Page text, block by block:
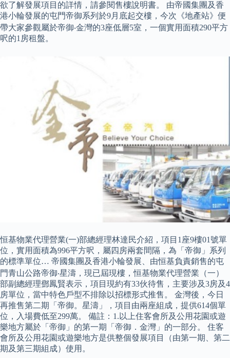
欲了解發展項目的詳情，請參閱售樓說明書。 由帝國集團及香
港小輪發展的屯門帝御系列於9月底起交樓，今次《地產站》便
帶大家參觀屬於帝御‧金灣的3座低層5室，一個實用面積290平方
呎的1房租盤。
恒基物業代理營業(一)部總經理林達民介紹，項目1座9樓01號單
位，實用面積為996平方呎，屬四房兩套間隔，為「帝御」系列
的標準單位… 帝國集團及香港小輪發展、由恒基負責銷售的屯
門青山公路帝御‧星濤，現已屆現樓，恒基物業代理營業（一）
部副總經理鄧鳳賢表示，項目現約有33伙待售，主要涉及3房及4
房單位，當中特色戶型不排除以招標形式推售。 金灣後，今日
再推售第二期「帝御。星濤」，項目由兩座組成，提供614個單
位，入場費低至299萬。 備註：1.以上住客會所及公用花園或遊
樂地方屬於「帝御」的第一期「帝御．金灣」的一部分。 住客
會所及公用花園或遊樂地方是供整個發展項目（由第一期、第二
期及第三期組成）使用。